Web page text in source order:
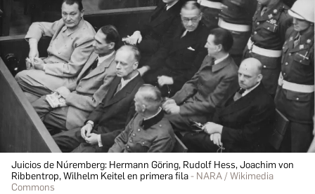
Juicios de Núremberg: Hermann Göring, Rudolf Hess, Joachim von
Ribbentrop, Wilhelm Keitel en primera fila
NARA / Wikimedia
Commons